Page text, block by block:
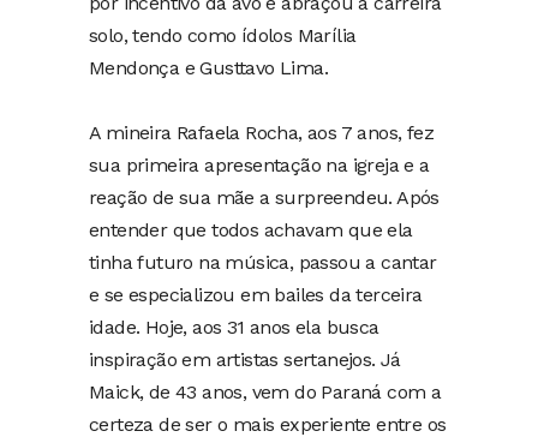
solo, tendo como ídolos Marília
Mendonça e Gusttavo Lima.
A mineira Rafaela Rocha, aos 7 anos, fez
sua primeira apresentação na igreja e a
reação de sua mãe a surpreendeu. Após
entender que todos achavam que ela
tinha futuro na música, passou a cantar
e se especializou em bailes da terceira
idade. Hoje, aos 31 anos ela busca
inspiração em artistas sertanejos. Já
Maick, de 43 anos, vem do Paraná com a
certeza de ser o mais experiente entre os